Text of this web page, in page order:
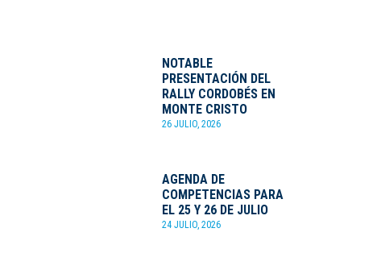
NOTABLE
PRESENTACIÓN DEL
RALLY CORDOBÉS EN
MONTE CRISTO
26 JULIO, 2026
AGENDA DE
COMPETENCIAS PARA
EL 25 Y 26 DE JULIO
24 JULIO, 2026